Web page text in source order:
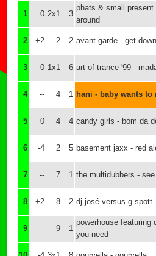
1 0 2x1 3
phats & small
around
2 +2 2 2 avant garde - get down
3 0 1x1 6 art of trance '99 -
4 -- 4 1 hani - baby wants to
5 0 4 4 candy girls - bom da
6 -4 2 5 basement jaxx - red
7 -- 7 1 the multidubbers -
8 +2 8 2 dj josé versus g-spott
9 -- 9 1
powerhouse featuring
you need